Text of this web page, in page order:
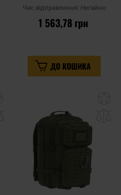
Час відправлення: Негайно
1 563,78 грн
ДО КОШИКА
уподобань